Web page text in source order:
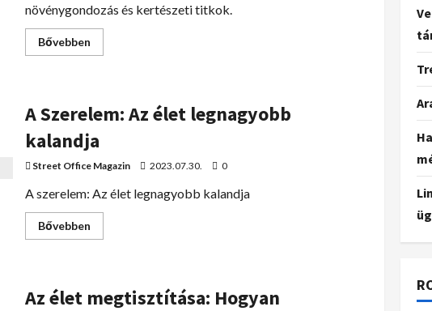
növénygondozás és kertészeti titkok.
Bővebben
A Szerelem: Az élet legnagyobb
kalandja
Street Office Magazin 2023.07.30. 0
A szerelem: Az élet legnagyobb kalandja
Bővebben
Az élet megtisztítása: Hogyan